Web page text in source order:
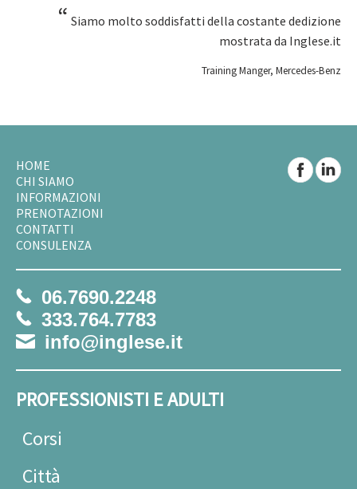
“ Siamo molto soddisfatti della costante dedizione
mostrata da Inglese.it
Training Manger, Mercedes-Benz
HOME
CHI SIAMO
INFORMAZIONI
PRENOTAZIONI
CONTATTI
CONSULENZA
06.7690.2248
333.764.7783
info@inglese.it
PROFESSIONISTI E ADULTI
Corsi
Città